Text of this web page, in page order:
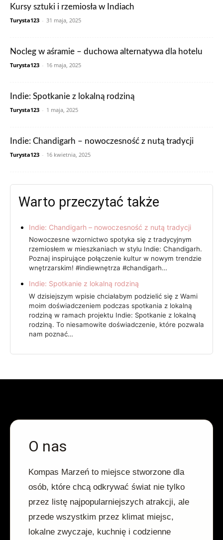
Kursy sztuki i rzemiosła w Indiach
Turysta123 - 31 maja, 2025
Nocleg w aśramie – duchowa alternatywa dla hotelu
Turysta123 - 16 maja, 2025
Indie: Spotkanie z lokalną rodziną
Turysta123 - 1 maja, 2025
Indie: Chandigarh – nowoczesność z nutą tradycji
Turysta123 - 16 kwietnia, 2025
Warto przeczytać także
Indie: Chandigarh – nowoczesność z nutą tradycji
Nowoczesne wzornictwo spotyka się z tradycyjnym
rzemiosłem w mieszkaniach w stylu Indie: Chandigarh.
Poznaj inspirujące połączenie kultur w nowym trendzie
wnętrzarskim! #indiewnętrza #chandigarh…
Indie: Spotkanie z lokalną rodziną
W dzisiejszym wpisie chciałabym podzielić się z Wami
moim doświadczeniem podczas spotkania z lokalną
rodziną w ramach projektu Indie: Spotkanie z lokalną
rodziną. To niesamowite doświadczenie, które pozwala
nam poznać…
O nas
Kompas Marzeń to miejsce stworzone dla
osób, które chcą odkrywać świat nie tylko
przez listę najpopularniejszych atrakcji, ale
przede wszystkim przez klimat miejsc,
lokalne zwyczaje, kuchnię i codzienne